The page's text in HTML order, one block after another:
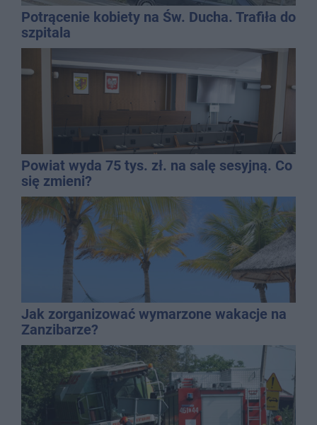
Potrącenie kobiety na Św. Ducha. Trafiła do
szpitala
Powiat wyda 75 tys. zł. na salę sesyjną. Co
się zmieni?
Jak zorganizować wymarzone wakacje na
Zanzibarze?